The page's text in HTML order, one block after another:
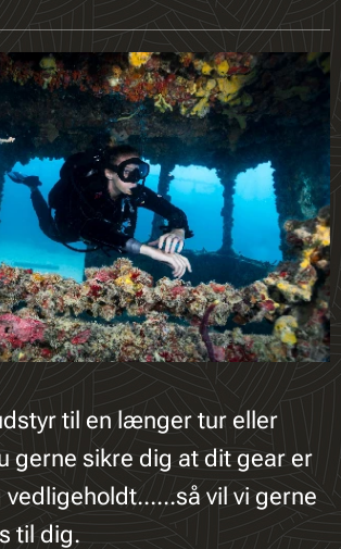
til en længer tur eller
gerne sikre dig at dit gear er
vil vi gerne
til dig.